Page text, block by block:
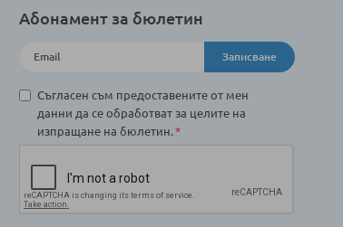
Абонамент за бюлетин
Записване
Съгласен съм предоставените от мен
данни да се обработват за целите на
изпращане на бюлетин.